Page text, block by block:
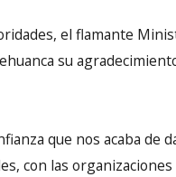
el flamante
su
que nos acaba de
con las